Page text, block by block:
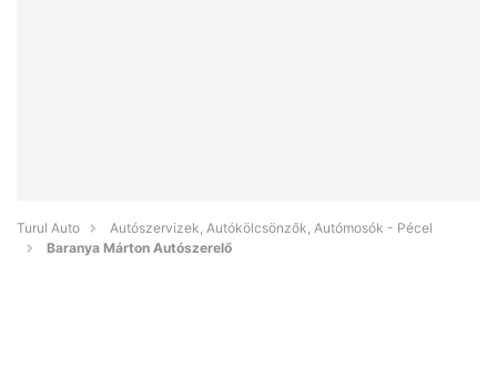
Turul Auto
Autószervizek, Autókölcsönzők, Autómosók - Pécel
Baranya Márton Autószerelő